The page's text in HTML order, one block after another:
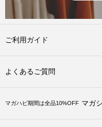
ご利用ガイド
よくあるご質問
マガハピ期間は全品10%OFF マガ